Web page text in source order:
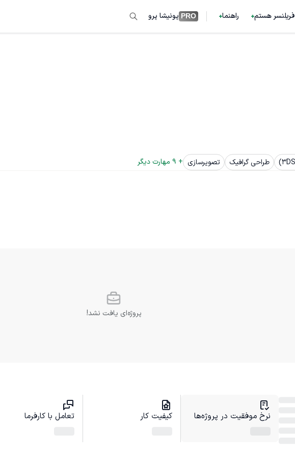
فریلنسر هستم راهنما PRO پونیشا پرو
طراحی گرافیک تصویرسازی +
9 مهارت دیگر
پروژه‌ای یافت نشد!
نرخ موفقیت در پروژه‌ها کیفیت کار تعامل با کارفرما